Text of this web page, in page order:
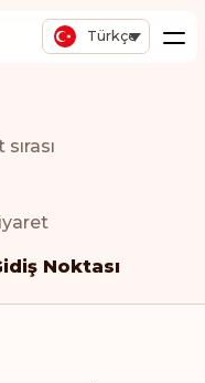
Türkçe
Noktası